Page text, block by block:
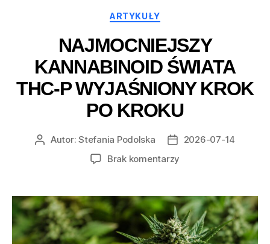
Kategorie
ARTYKUŁY
NAJMOCNIEJSZY
KANNABINOID ŚWIATA
THC-P WYJAŚNIONY KROK
PO KROKU
AutorAutor:Stefania Podolska
Data2026-07-14
Brak komentarzy
świata
THC-
P
wyjaśniony